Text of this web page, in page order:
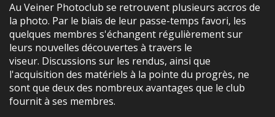
Au Veiner Photoclub se retrouvent plusieurs accros de
la photo. Par le biais de leur passe-temps favori, les
quelques membres s'échangent régulièrement sur
leurs nouvelles découvertes à travers le
viseur. Discussions sur les rendus, ainsi que
l'acquisition des matériels à la pointe du progrès, ne
sont que deux des nombreux avantages que le club
fournit à ses membres.